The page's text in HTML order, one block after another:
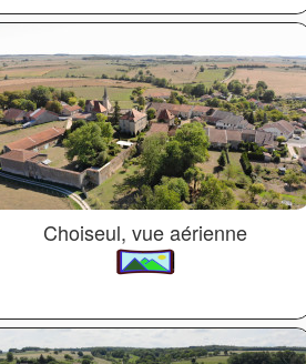
Choiseul, vue aérienne